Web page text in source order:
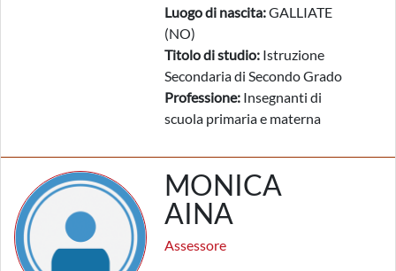
Luogo di nascita:GALLIATE
(NO)
Titolo di studio: Istruzione
Secondaria di Secondo Grado
Professione: Insegnanti di
scuola primaria e materna
MONICA
AINA
Assessore